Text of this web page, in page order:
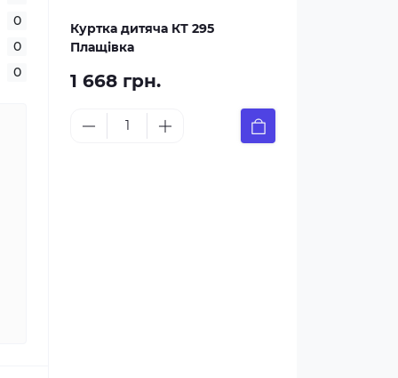
0
0
0
Куртка дитяча КТ 295
Плащівка
1 668 грн.